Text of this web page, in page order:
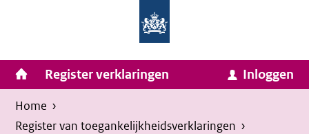
inhoud
van
Zaken
Homepage
van
Invulassistent
Toegankelijkheidsverklaring
Toegankelijkheidsverklaring
Hoofdnavigatie
Register verklaringen Inloggen
Kruimelpad
U
bevindt
Home ›
Register van toegankelijkheids­verklaringen ›